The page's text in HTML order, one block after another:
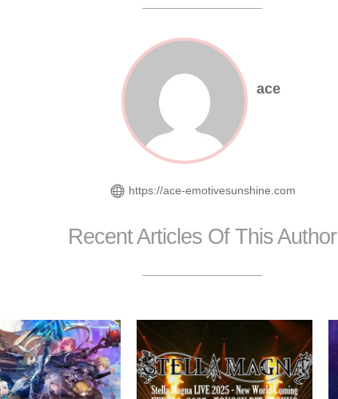
ace
https://ace-emotivesunshine.com
Recent Articles Of This Author